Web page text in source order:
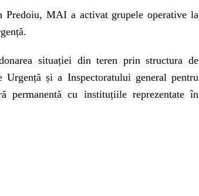
MAI a activat grupele operative la
situației din teren prin structura de
și a Inspectoratului general pentru
permanentă cu instituțiile reprezentate în